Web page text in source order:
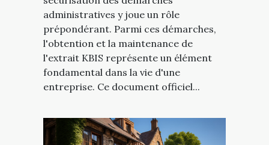
administratives y joue un rôle
prépondérant. Parmi ces démarches,
l'obtention et la maintenance de
l'extrait KBIS représente un élément
fondamental dans la vie d'une
entreprise. Ce document officiel...